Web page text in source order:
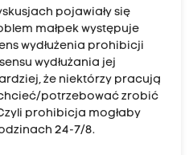
pojawiały się
małpek występuje
wydłużenia prohibicji
wydłużania jej
że niektórzy pracują
potrzebować zrobić
prohibicja mogłaby
24-7/8.